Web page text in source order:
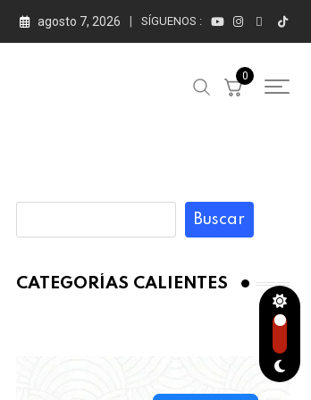
agosto 7, 2026 SÍGUENOS :
0
Buscar
CATEGORÍAS CALIENTES